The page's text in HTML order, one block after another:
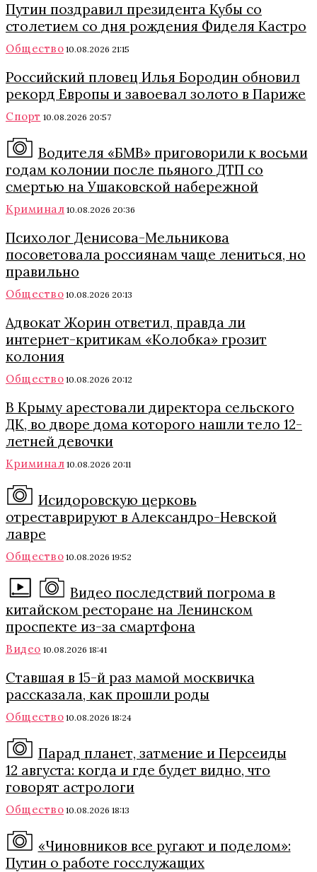
Путин поздравил президента Кубы со
столетием со дня рождения Фиделя Кастро
Общество 10.08.2026 21:15
Российский пловец Илья Бородин обновил
рекорд Европы и завоевал золото в Париже
Спорт 10.08.2026 20:57
Водителя «БМВ» приговорили к восьми
годам колонии после пьяного ДТП со
смертью на Ушаковской набережной
Криминал 10.08.2026 20:36
Психолог Денисова-Мельникова
посоветовала россиянам чаще лениться, но
правильно
Общество 10.08.2026 20:13
Адвокат Жорин ответил, правда ли
интернет-критикам «Колобка» грозит
колония
Общество 10.08.2026 20:12
В Крыму арестовали директора сельского
ДК, во дворе дома которого нашли тело 12-
летней девочки
Криминал 10.08.2026 20:11
Исидоровскую церковь
отреставрируют в Александро-Невской
лавре
Общество 10.08.2026 19:52
Видео последствий погрома в
китайском ресторане на Ленинском
проспекте из-за смартфона
Видео 10.08.2026 18:41
Ставшая в 15-й раз мамой москвичка
рассказала, как прошли роды
Общество 10.08.2026 18:24
Парад планет, затмение и Персеиды
12 августа: когда и где будет видно, что
говорят астрологи
Общество 10.08.2026 18:13
«Чиновников все ругают и поделом»:
Путин о работе госслужащих